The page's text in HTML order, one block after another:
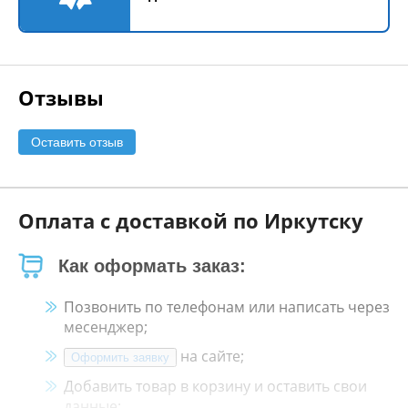
Отзывы
Оставить отзыв
Оплата с доставкой по Иркутску
Как оформать заказ:
Позвонить по телефонам или написать через
месенджер;
Оформить заявку
на сайте;
Добавить товар в корзину и оставить свои